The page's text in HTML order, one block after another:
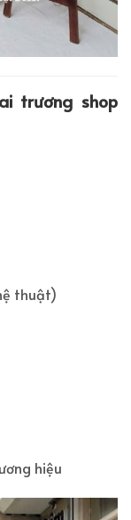
trương shop
thuật)
hiệu